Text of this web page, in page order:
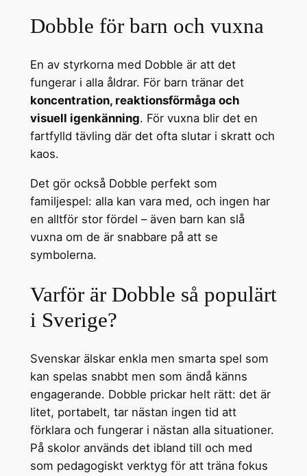
Dobble för barn och vuxna
En av styrkorna med Dobble är att det
fungerar i alla åldrar. För barn tränar det
koncentration, reaktionsförmåga och
visuell igenkänning. För vuxna blir det en
fartfylld tävling där det ofta slutar i skratt och
kaos.
Det gör också Dobble perfekt som
familjespel: alla kan vara med, och ingen har
en alltför stor fördel – även barn kan slå
vuxna om de är snabbare på att se
symbolerna.
Varför är Dobble så populärt
i Sverige?
Svenskar älskar enkla men smarta spel som
kan spelas snabbt men som ändå känns
engagerande. Dobble prickar helt rätt: det är
litet, portabelt, tar nästan ingen tid att
förklara och fungerar i nästan alla situationer.
På skolor används det ibland till och med
som pedagogiskt verktyg för att träna fokus